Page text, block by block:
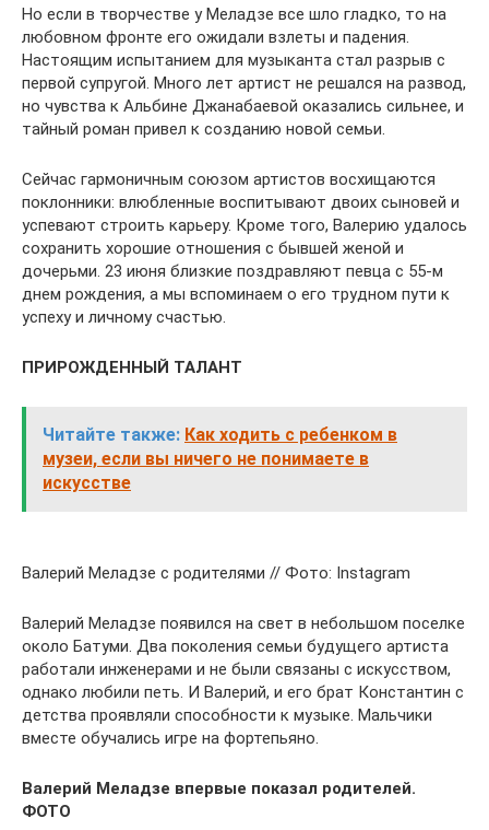
Но если в творчестве у Меладзе все шло гладко, то на
любовном фронте его ожидали взлеты и падения.
Настоящим испытанием для музыканта стал разрыв с
первой супругой. Много лет артист не решался на развод,
но чувства к Альбине Джанабаевой оказались сильнее, и
тайный роман привел к созданию новой семьи.
Сейчас гармоничным союзом артистов восхищаются
поклонники: влюбленные воспитывают двоих сыновей и
успевают строить карьеру. Кроме того, Валерию удалось
сохранить хорошие отношения с бывшей женой и
дочерьми. 23 июня близкие поздравляют певца с 55-м
днем рождения, а мы вспоминаем о его трудном пути к
успеху и личному счастью.
ПРИРОЖДЕННЫЙ ТАЛАНТ
Читайте также: Как ходить с ребенком в
музеи, если вы ничего не понимаете в
искусстве
Валерий Меладзе с родителями // Фото: Instagram
Валерий Меладзе появился на свет в небольшом поселке
около Батуми. Два поколения семьи будущего артиста
работали инженерами и не были связаны с искусством,
однако любили петь. И Валерий, и его брат Константин с
детства проявляли способности к музыке. Мальчики
вместе обучались игре на фортепьяно.
Валерий Меладзе впервые показал родителей.
ФОТО